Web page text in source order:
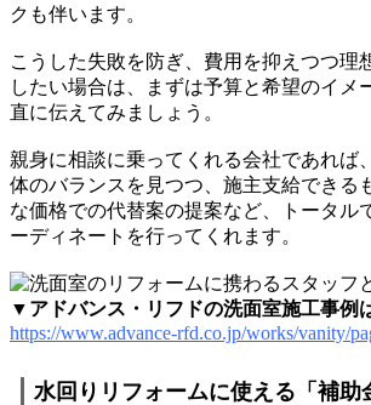
クも伴います。
こうした失敗を防ぎ、費用を抑えつつ理
したい場合は、まずは予算と希望のイメ
直に伝えてみましょう。
親身に相談に乗ってくれる会社であれば
体のバランスを見つつ、施主支給できる
な価格での代替案の提案など、トータル
ーディネートを行ってくれます。
▼アドバンス・リフドの洗面室施工事例
https://www.advance-rfd.co.jp/works/vanity/
水回りリフォームに使える「補助